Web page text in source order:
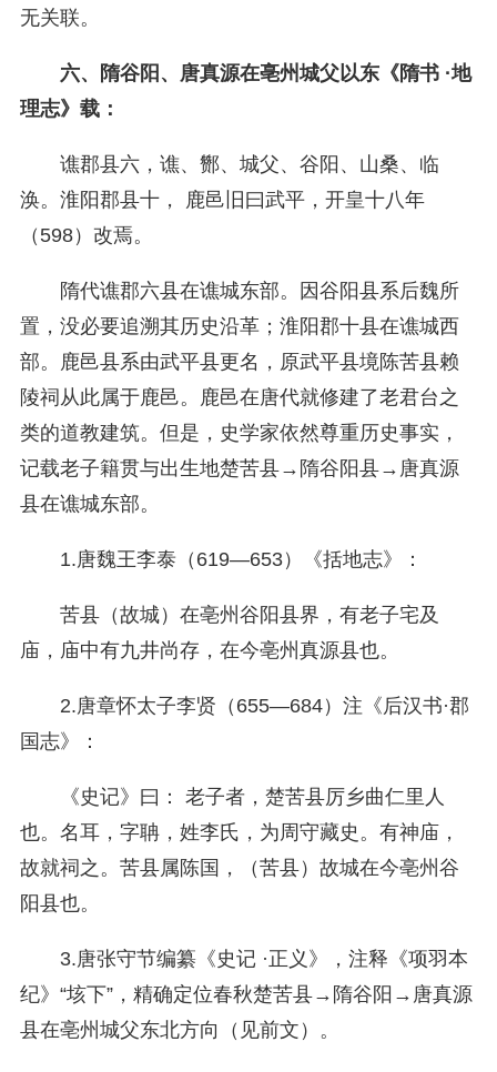
无关联。
六、隋谷阳、唐真源在亳州城父以东《隋书 ·地
理志》载：
谯郡县六，谯、酂、城父、谷阳、山桑、临
涣。淮阳郡县十， 鹿邑旧曰武平，开皇十八年
（598）改焉。
隋代谯郡六县在谯城东部。因谷阳县系后魏所
置，没必要追溯其历史沿革；淮阳郡十县在谯城西
部。鹿邑县系由武平县更名，原武平县境陈苦县赖
陵祠从此属于鹿邑。鹿邑在唐代就修建了老君台之
类的道教建筑。但是，史学家依然尊重历史事实，
记载老子籍贯与出生地楚苦县→隋谷阳县→唐真源
县在谯城东部。
1.唐魏王李泰（619—653）《括地志》：
苦县（故城）在亳州谷阳县界，有老子宅及
庙，庙中有九井尚存，在今亳州真源县也。
2.唐章怀太子李贤（655—684）注《后汉书·郡
国志》：
《史记》曰： 老子者，楚苦县厉乡曲仁里人
也。名耳，字聃，姓李氏，为周守藏史。有神庙，
故就祠之。苦县属陈国，（苦县）故城在今亳州谷
阳县也。
3.唐张守节编纂《史记 ·正义》，注释《项羽本
纪》“垓下”，精确定位春秋楚苦县→隋谷阳→唐真源
县在亳州城父东北方向（见前文）。